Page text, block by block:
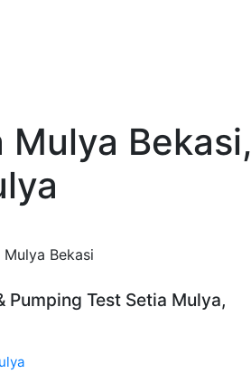
Mulya Bekasi,
Bekasi
Test Setia Mulya,